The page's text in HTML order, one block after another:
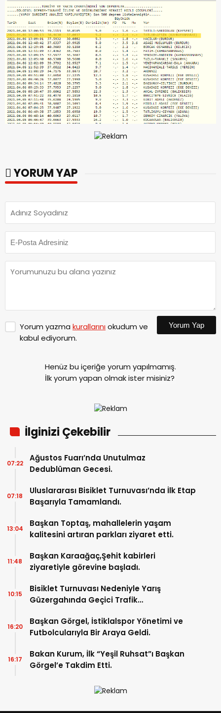
YORUM YAP
Yorum yazma kurallarınıokudum ve
kabul ediyorum.
Yorum Yap
Henüz bu içeriğe yorum yapılmamış.
İlk yorum yapan olmak ister misiniz?
İlginizi Çekebilir
Ağustos Fuarı’nda Unutulmaz
Dedublüman Gecesi.
07:22
Uluslararası Bisiklet Turnuvası’nda İlk Etap
Başarıyla Tamamlandı.
07:18
Başkan Toptaş, mahallelerin yaşam
kalitesini artıran parkları ziyaret etti.
13:04
Başkan Karaağaç,Şehit kabirleri
ziyaretiyle görevine başladı.
11:48
Bisiklet Turnuvası Nedeniyle Yarış
Güzergahında Geçici Trafik
10:15
Başkan Görgel, İstiklalspor Yönetimi ve
Futbolcularıyla Bir Araya Geldi.
16:20
Bakan Kurum, İlk “Yeşil Ruhsat”ı Başkan
Görgel’e Takdim Etti.
16:17